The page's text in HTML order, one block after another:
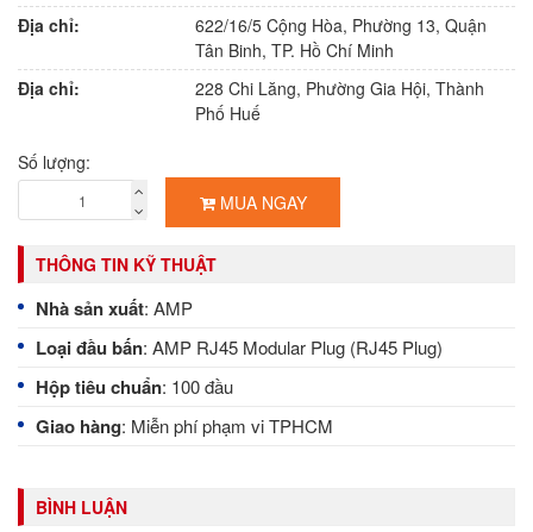
Địa chỉ:
622/16/5 Cộng Hòa, Phường 13, Quận
Tân Binh, TP. Hồ Chí Minh
Địa chỉ:
228 Chi Lăng, Phường Gia Hội, Thành
Phố Huế
Số lượng:
MUA NGAY
THÔNG TIN KỸ THUẬT
Nhà sản xuất: AMP
Loại đầu bấn: AMP RJ45 Modular Plug (RJ45 Plug)
Hộp tiêu chuẩn: 100 đầu
Giao hàng: Miễn phí phạm vi TPHCM
BÌNH LUẬN